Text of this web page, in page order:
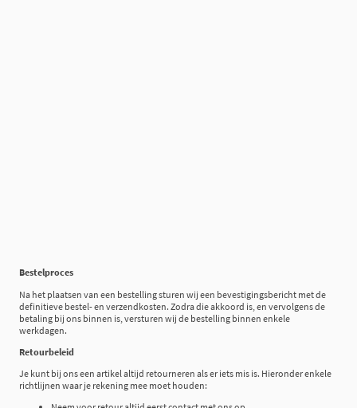
Bestelproces
Na het plaatsen van een bestelling sturen wij een bevestigingsbericht met de
definitieve bestel- en verzendkosten. Zodra die akkoord is, en vervolgens de
betaling bij ons binnen is, versturen wij de bestelling binnen enkele
werkdagen.
Retourbeleid
Je kunt bij ons een artikel altijd retourneren als er iets mis is. Hieronder enkele
richtlijnen waar je rekening mee moet houden: